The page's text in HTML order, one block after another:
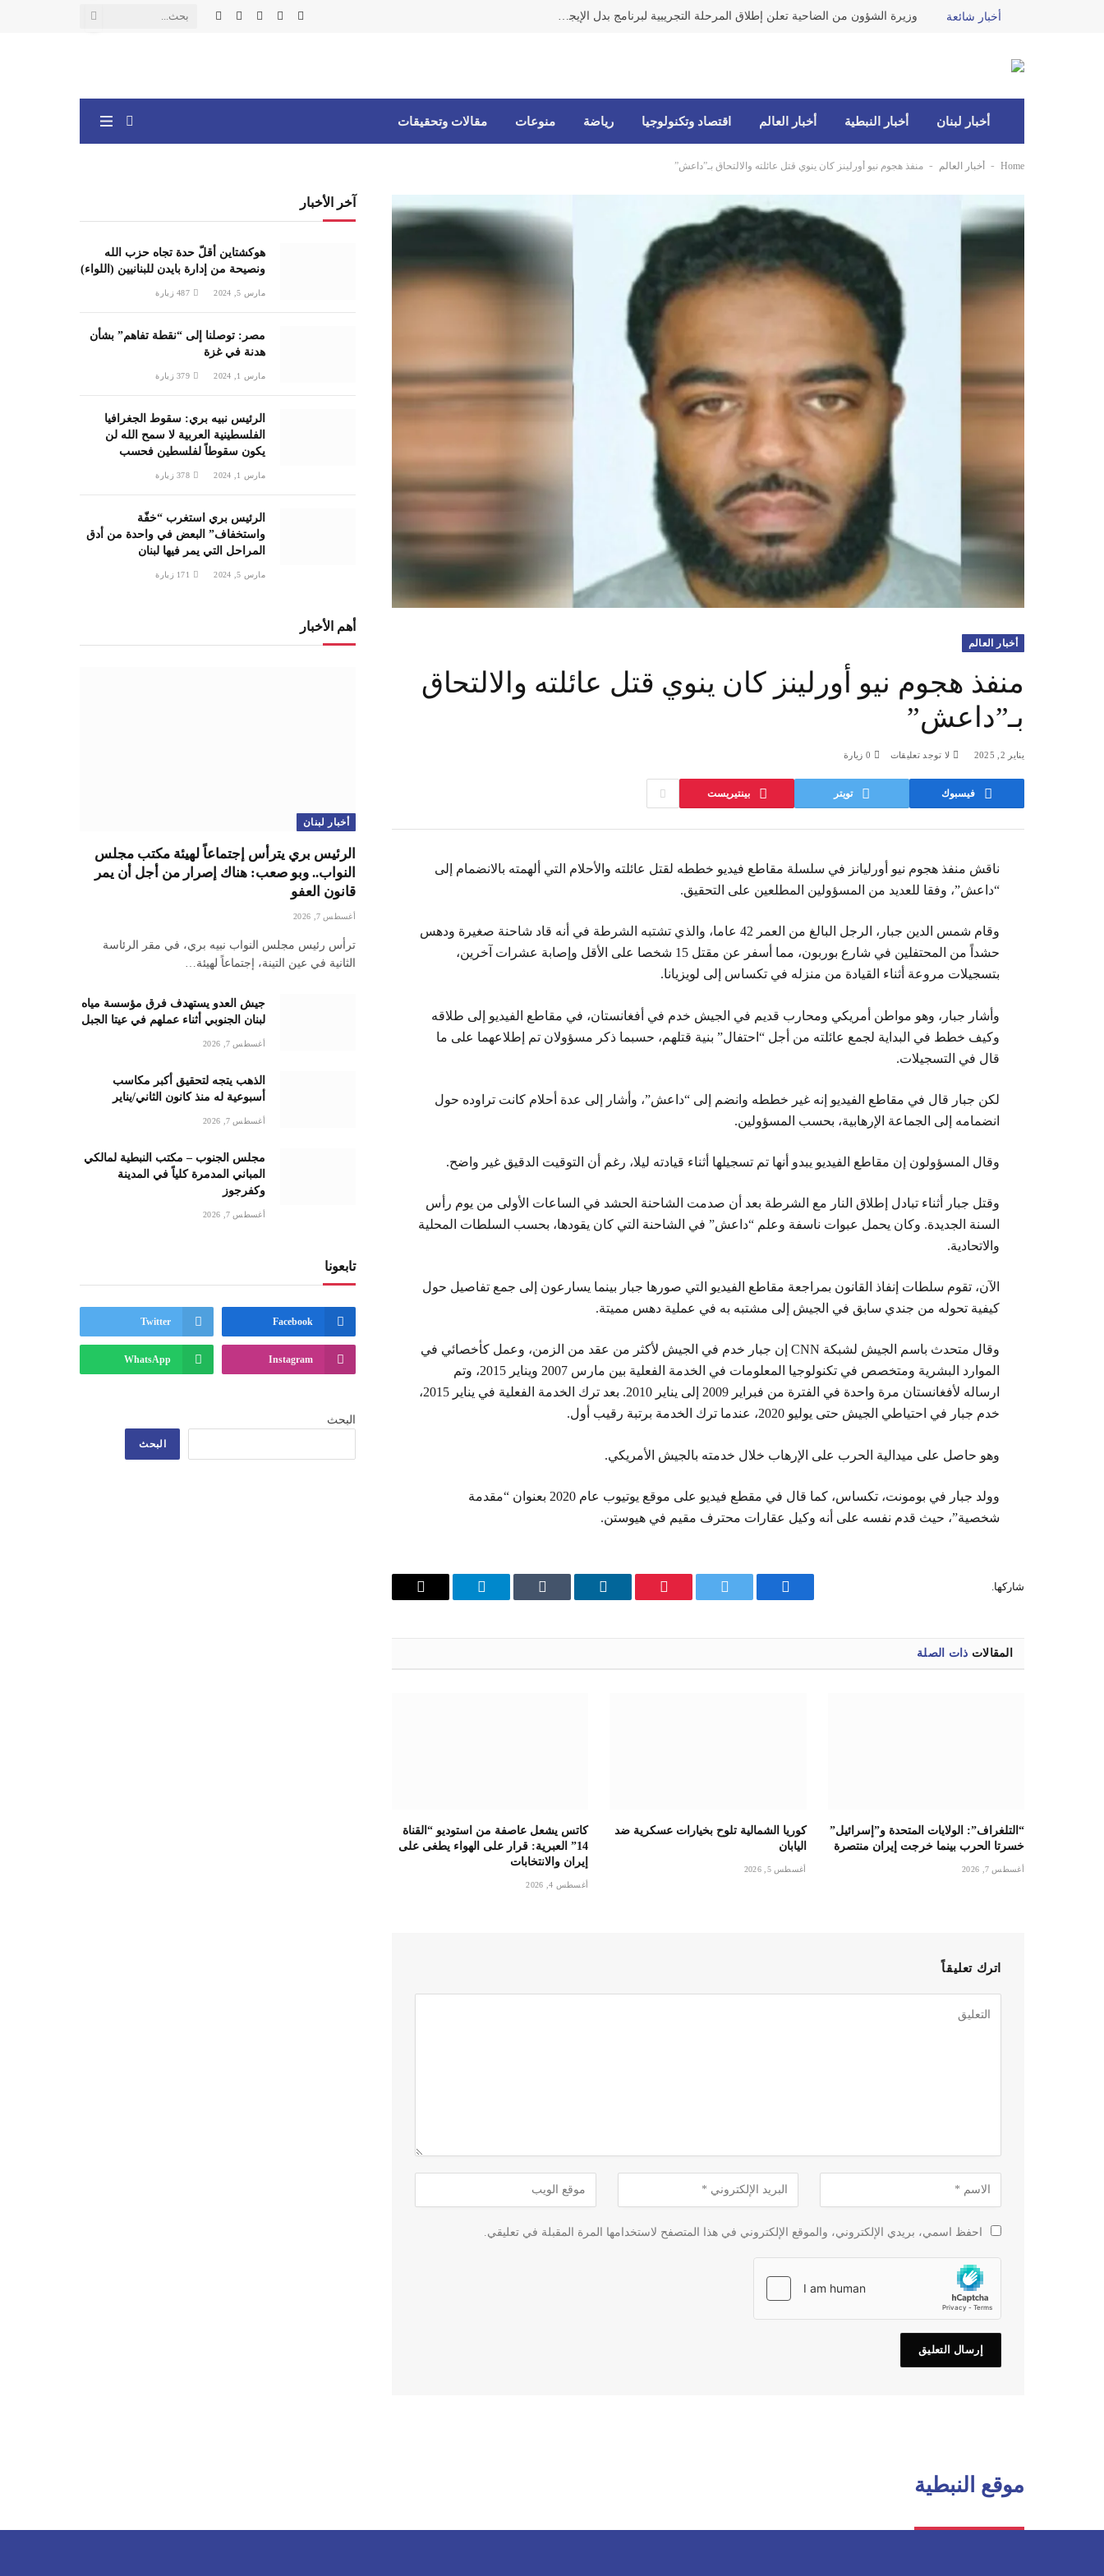
أخبار شائعة وزيرة الشؤون من الضاحية تعلن إطلاق المرحلة التجريبية لبرنامج بدل الإيجار النقدي للمتضررين من الحرب
فيسبوك
X
الانستغرام
يوتيوبواتساب
أخبار لبنان أخبار النبطية أخبار العالم اقتصاد وتكنولوجيا رياضة منوعات مقالات وتحقيقات
Home
- أخبار العالم - منفذ هجوم نيو أورلينز كان ينوي قتل عائلته والالتحاق بـ”داعش”
أخبار العالم
منفذ هجوم نيو أورلينز كان ينوي قتل عائلته والالتحاق
بـ”داعش”
يناير 2, 2025 لا توجد تعليقات 0 زيارة
فيسبوك تويتر بينتيريست
ناقش منفذ هجوم نيو أورليانز في سلسلة مقاطع فيديو خططه لقتل عائلته والأحلام التي ألهمته بالانضمام إلى
“داعش”، وفقا للعديد من المسؤولين المطلعين على التحقيق.
وقام شمس الدين جبار، الرجل البالغ من العمر 42 عاما، والذي تشتبه الشرطة في أنه قاد شاحنة صغيرة ودهس
حشداً من المحتفلين في شارع بوربون، مما أسفر عن مقتل 15 شخصا على الأقل وإصابة عشرات آخرين،
بتسجيلات مروعة أثناء القيادة من منزله في تكساس إلى لويزيانا.
وأشار جبار، وهو مواطن أمريكي ومحارب قديم في الجيش خدم في أفغانستان، في مقاطع الفيديو إلى طلاقه
وكيف خطط في البداية لجمع عائلته من أجل “احتفال” بنية قتلهم، حسبما ذكر مسؤولان تم إطلاعهما على ما
قال في التسجيلات.
لكن جبار قال في مقاطع الفيديو إنه غير خططه وانضم إلى “داعش”، وأشار إلى عدة أحلام كانت تراوده حول
انضمامه إلى الجماعة الإرهابية، بحسب المسؤولين.
وقال المسؤولون إن مقاطع الفيديو يبدو أنها تم تسجيلها أثناء قيادته ليلا، رغم أن التوقيت الدقيق غير واضح.
وقتل جبار أثناء تبادل إطلاق النار مع الشرطة بعد أن صدمت الشاحنة الحشد في الساعات الأولى من يوم رأس
السنة الجديدة. وكان يحمل عبوات ناسفة وعلم “داعش” في الشاحنة التي كان يقودها، بحسب السلطات المحلية
والاتحادية.
الآن، تقوم سلطات إنفاذ القانون بمراجعة مقاطع الفيديو التي صورها جبار بينما يسارعون إلى جمع تفاصيل حول
كيفية تحوله من جندي سابق في الجيش إلى مشتبه به في عملية دهس مميتة.
وقال متحدث باسم الجيش لشبكة CNN إن جبار خدم في الجيش لأكثر من عقد من الزمن، وعمل كأخصائي في
الموارد البشرية ومتخصص في تكنولوجيا المعلومات في الخدمة الفعلية بين مارس 2007 ويناير 2015، وتم
ارساله لأفغانستان مرة واحدة في الفترة من فبراير 2009 إلى يناير 2010. بعد ترك الخدمة الفعلية في يناير 2015،
خدم جبار في احتياطي الجيش حتى يوليو 2020، عندما ترك الخدمة برتبة رقيب أول.
وهو حاصل على ميدالية الحرب على الإرهاب خلال خدمته بالجيش الأمريكي.
وولد جبار في بومونت، تكساس، كما قال في مقطع فيديو على موقع يوتيوب عام 2020 بعنوان “مقدمة
شخصية”، حيث قدم نفسه على أنه وكيل عقارات محترف مقيم في هيوستن.
شاركها.
فيسبوك تويتر بينتيريستلينكدإن Tumblr تيلقرام
البريد
المقالات ذات الصلة
“التلغراف”: الولايات المتحدة و”إسرائيل”
خسرتا الحرب بينما خرجت إيران منتصرة
أغسطس 7, 2026
كوريا الشمالية تلوح بخيارات عسكرية ضد
اليابان
أغسطس 5, 2026
كاتس يشعل عاصفة من استوديو “القناة
14” العبرية: قرار على الهواء يطغى على
إيران والانتخابات
أغسطس 4, 2026
اترك تعليقاً
احفظ اسمي، بريدي الإلكتروني، والموقع الإلكتروني في هذا المتصفح لاستخدامها المرة المقبلة في تعليقي.
آخر الأخبار
هوكشتاين أقلّ حدة تجاه حزب الله
ونصيحة من إدارة بايدن للبنانيين (اللواء)
مارس 5, 2024 487 زيارة
مصر: توصلنا إلى “نقطة تفاهم” بشأن
هدنة في غزة
مارس 1, 2024 379 زيارة
الرئيس نبيه بري: سقوط الجغرافيا
الفلسطينية العربية لا سمح الله لن
يكون سقوطاً لفلسطين فحسب
مارس 1, 2024 378 زيارة
الرئيس بري استغرب “خفّة
واستخفاف” البعض في واحدة من أدق
المراحل التي يمر فيها لبنان
مارس 5, 2024 171 زيارة
أهم الأخبار
أخبار لبنان
الرئيس بري يترأس إجتماعاً لهيئة مكتب مجلس
النواب.. وبو صعب: هناك إصرار من أجل أن يمر
قانون العفو
أغسطس 7, 2026
ترأس رئيس مجلس النواب نبيه بري، في مقر الرئاسة
الثانية في عين التينة، إجتماعاً لهيئة…
جيش العدو يستهدف فرق مؤسسة مياه
لبنان الجنوبي أثناء عملهم في عيتا الجبل
أغسطس 7, 2026
الذهب يتجه لتحقيق أكبر مكاسب
أسبوعية له منذ كانون الثاني/يناير
أغسطس 7, 2026
مجلس الجنوب – مكتب النبطية لمالكي
المباني المدمرة كلياً في المدينة
وكفرجوز
أغسطس 7, 2026
تابعونا
Facebook
Twitter
Instagram
WhatsApp
البحث
البحث
موقع النبطية